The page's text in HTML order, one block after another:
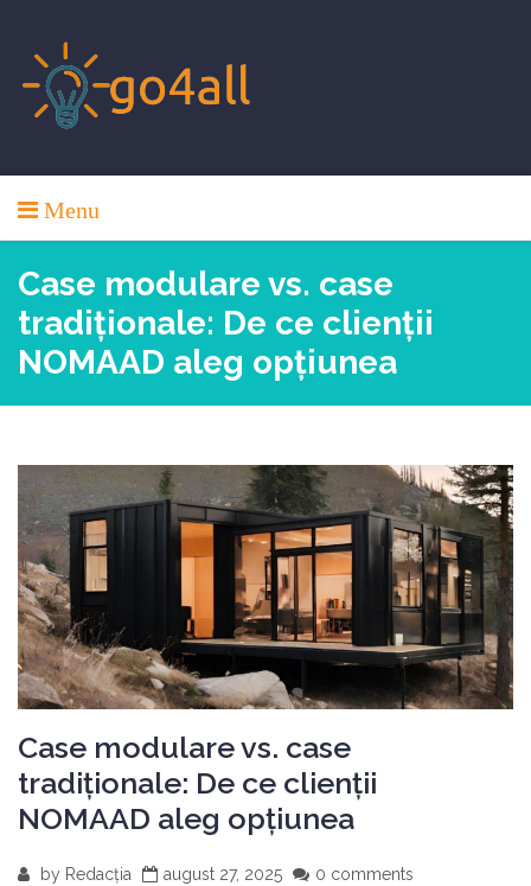
content
Menu
Case modulare vs. case
tradiționale: De ce clienții
NOMAAD aleg opțiunea
Case modulare vs. case
tradiționale: De ce clienții
NOMAAD aleg opțiunea
by Redacția august 27, 2025 0 comments